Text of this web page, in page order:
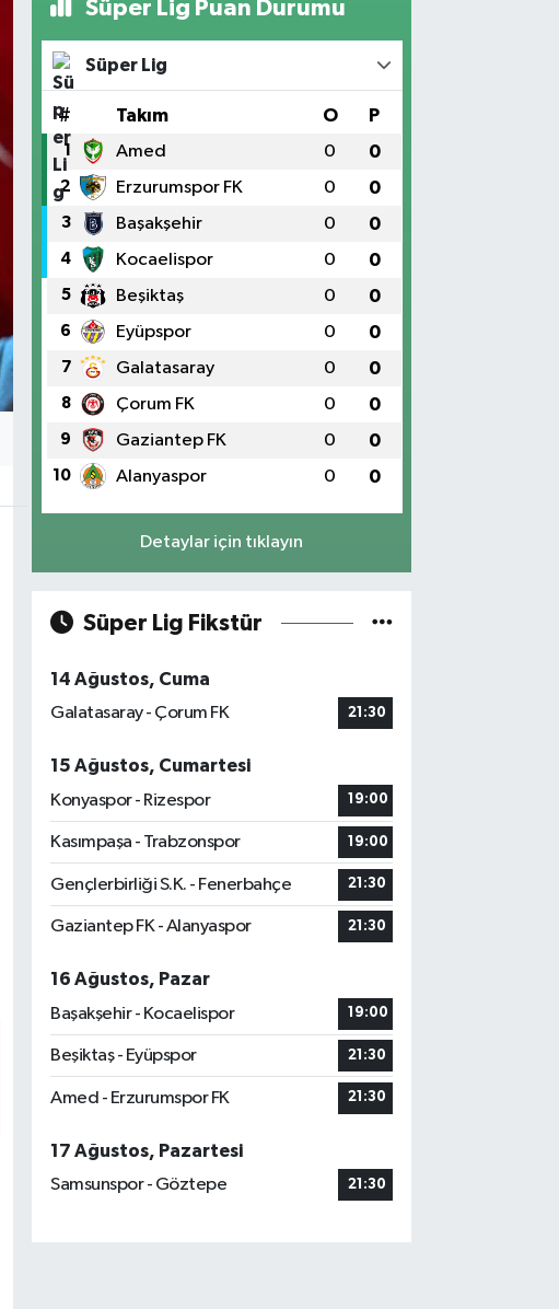
Süper Lig Puan Durumu
Süper Lig
# Takım O P
1 Amed 0 0
2 Erzurumspor FK 0 0
3 Başakşehir 0 0
4 Kocaelispor 0 0
5 Beşiktaş 0 0
6 Eyüpspor 0 0
7 Galatasaray 0 0
8 Çorum FK 0 0
9 Gaziantep FK 0 0
10 Alanyaspor 0 0
Detaylar için tıklayın
Süper Lig Fikstür
14 Ağustos, Cuma
Galatasaray - Çorum FK
21:30
15 Ağustos, Cumartesi
Konyaspor - Rizespor
19:00
Kasımpaşa - Trabzonspor 19:00
Gençlerbirliği S.K. - Fenerbahçe 21:30
Gaziantep FK - Alanyaspor 21:30
16 Ağustos, Pazar
Başakşehir - Kocaelispor
19:00
Beşiktaş - Eyüpspor 21:30
Amed - Erzurumspor FK 21:30
17 Ağustos, Pazartesi
Samsunspor - Göztepe
21:30